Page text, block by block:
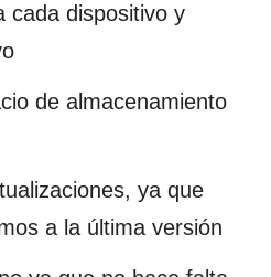
cada dispositivo y
de almacenamiento
ya que
a la última versión